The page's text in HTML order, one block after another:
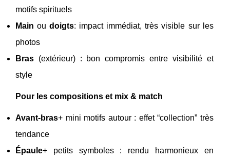
motifs spirituels
Main oudoigts: impact immédiat, très visible sur les
photos
Bras (extérieur) : bon compromis entre visibilité et
style
Pour les compositions et mix & match
Avant-bras+ mini motifs autour : effet “collection” très
tendance
Épaule+ petits symboles : rendu harmonieux en